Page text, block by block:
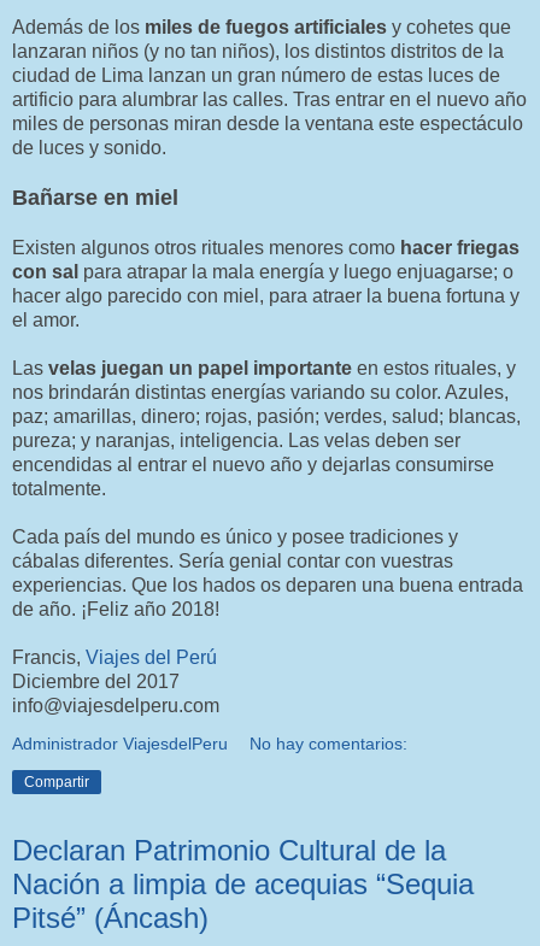
Además de los miles de fuegos artificiales y cohetes que
lanzaran niños (y no tan niños), los distintos distritos de la
ciudad de Lima lanzan un gran número de estas luces de
artificio para alumbrar las calles. Tras entrar en el nuevo año
miles de personas miran desde la ventana este espectáculo
de luces y sonido.
Bañarse en miel
Existen algunos otros rituales menores como hacer friegas
con sal para atrapar la mala energía y luego enjuagarse; o
hacer algo parecido con miel, para atraer la buena fortuna y
el amor.
Las velas juegan un papel importante en estos rituales, y
nos brindarán distintas energías variando su color. Azules,
paz; amarillas, dinero; rojas, pasión; verdes, salud; blancas,
pureza; y naranjas, inteligencia. Las velas deben ser
encendidas al entrar el nuevo año y dejarlas consumirse
totalmente.
Cada país del mundo es único y posee tradiciones y
cábalas diferentes. Sería genial contar con vuestras
experiencias. Que los hados os deparen una buena entrada
de año. ¡Feliz año 2018!
Francis, Viajes del Perú
Diciembre del 2017
info@viajesdelperu.com
Administrador ViajesdelPeru No hay comentarios:
Compartir
Declaran Patrimonio Cultural de la
Nación a limpia de acequias “Sequia
Pitsé” (Áncash)